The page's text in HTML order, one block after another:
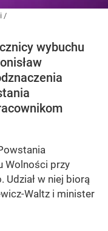
/
wybuchu
Wolności przy
Udział w niej biorą
Waltz i minister